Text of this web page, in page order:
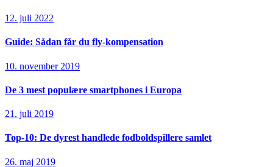
12. juli 2022
Guide: Sådan får du fly-kompensation
10. november 2019
De 3 mest populære smartphones i Europa
21. juli 2019
Top-10: De dyrest handlede fodboldspillere samlet
26. maj 2019